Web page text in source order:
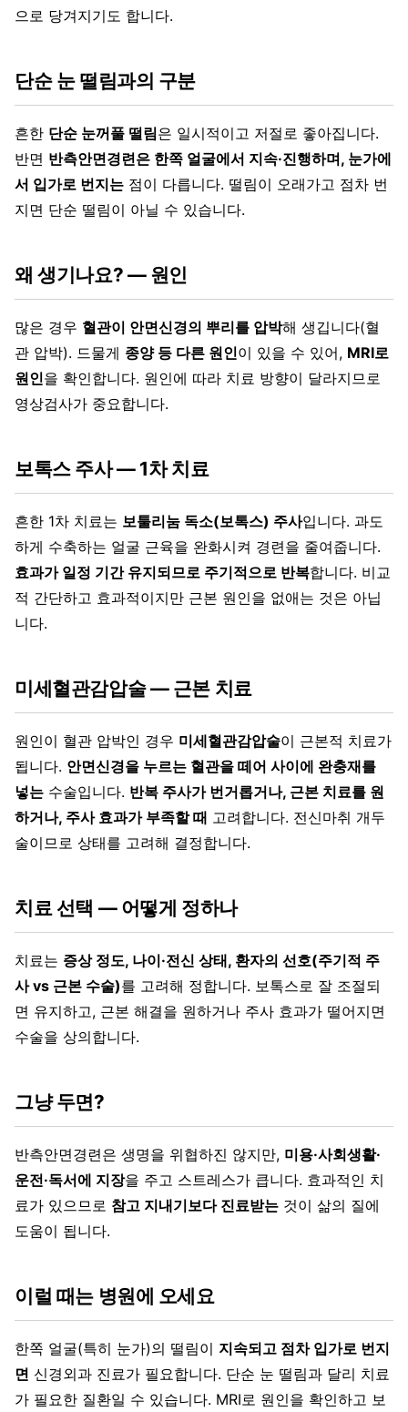
으로 당겨지기도 합니다.
단순 눈 떨림과의 구분
흔한 단순 눈꺼풀 떨림은 일시적이고 저절로 좋아집니다.
반면 반측안면경련은 한쪽 얼굴에서 지속·진행하며, 눈가에
서 입가로 번지는 점이 다릅니다. 떨림이 오래가고 점차 번
지면 단순 떨림이 아닐 수 있습니다.
왜 생기나요? — 원인
많은 경우 혈관이 안면신경의 뿌리를 압박해 생깁니다(혈
관 압박). 드물게 종양 등 다른 원인이 있을 수 있어, MRI로
원인을 확인합니다. 원인에 따라 치료 방향이 달라지므로
영상검사가 중요합니다.
보톡스 주사 — 1차 치료
흔한 1차 치료는 보툴리눔 독소(보톡스) 주사입니다. 과도
하게 수축하는 얼굴 근육을 완화시켜 경련을 줄여줍니다.
효과가 일정 기간 유지되므로 주기적으로 반복합니다. 비교
적 간단하고 효과적이지만 근본 원인을 없애는 것은 아닙
니다.
미세혈관감압술 — 근본 치료
원인이 혈관 압박인 경우 미세혈관감압술이 근본적 치료가
됩니다. 안면신경을 누르는 혈관을 떼어 사이에 완충재를
넣는 수술입니다. 반복 주사가 번거롭거나, 근본 치료를 원
하거나, 주사 효과가 부족할 때 고려합니다. 전신마취 개두
술이므로 상태를 고려해 결정합니다.
치료 선택 — 어떻게 정하나
치료는 증상 정도, 나이·전신 상태, 환자의 선호(주기적 주
사 vs 근본 수술)를 고려해 정합니다. 보톡스로 잘 조절되
면 유지하고, 근본 해결을 원하거나 주사 효과가 떨어지면
수술을 상의합니다.
그냥 두면?
반측안면경련은 생명을 위협하진 않지만, 미용·사회생활·
운전·독서에 지장을 주고 스트레스가 큽니다. 효과적인 치
료가 있으므로 참고 지내기보다 진료받는 것이 삶의 질에
도움이 됩니다.
이럴 때는 병원에 오세요
한쪽 얼굴(특히 눈가)의 떨림이 지속되고 점차 입가로 번지
면 신경외과 진료가 필요합니다. 단순 눈 떨림과 달리 치료
가 필요한 질환일 수 있습니다. MRI로 원인을 확인하고 보